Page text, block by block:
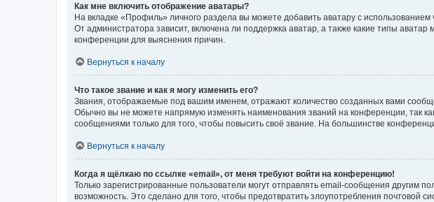
Как мне включить отображение аватары?
На вкладке «Профиль» личного раздела вы можете добавить аватару с
От администратора зависит, включена ли поддержка аватар, а также какие типы
конференции для выяснения причин.
Вернуться к началу
Что такое звание и как я могу изменить его?
Звания, отображаемые под вашим именем, отражают количество созданных вами
Обычно вы не можете напрямую изменять наименования званий на конференции, так
сообщениями только для того, чтобы повысить своё звание. На большинстве
Вернуться к началу
Когда я щёлкаю по ссылке «email», от меня требуют войти на конференцию!
Только зарегистрированные пользователи могут отправлять email-сообщения другим
возможность. Это сделано для того, чтобы предотвратить злоупотребления почтовой